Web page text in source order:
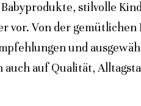
stilvolle
Von der gemütlichen
und
auf Qualität,